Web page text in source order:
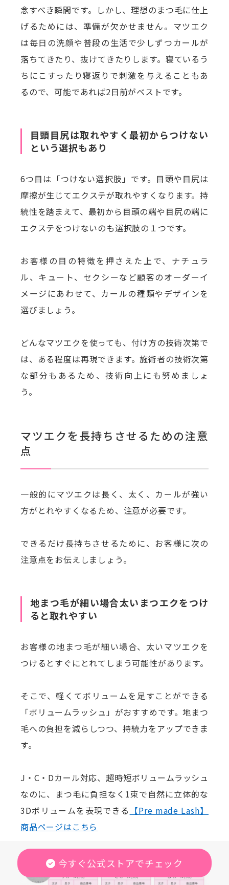
念すべき瞬間です。しかし、理想のまつ毛に仕上
げるためには、準備が欠かせません。マツエク
は毎日の洗顔や普段の生活で少しずつカールが
落ちてきたり、抜けてきたりします。寝ているう
ちにこすったり寝返りで刺激を与えることもあ
るので、可能であれば2日前がベストです。
目頭目尻は取れやすく最初からつけない
という選択もあり
6つ目は「つけない選択肢」です。目頭や目尻は
摩擦が生じてエクステが取れやすくなります。持
続性を踏まえて、最初から目頭の端や目尻の端に
エクステをつけないのも選択肢の１つです。
お客様の目の特徴を押さえた上で、ナチュラ
ル、キュート、セクシーなど顧客のオーダーイ
メージにあわせて、カールの種類やデザインを
選びましょう。
どんなマツエクを使っても、付け方の技術次第で
は、ある程度は再現できます。施術者の技術次第
な部分もあるため、技術向上にも努めましょ
う。
マツエクを長持ちさせるための注意
点
一般的にマツエクは長く、太く、カールが強い
方がとれやすくなるため、注意が必要です。
できるだけ長持ちさせるために、お客様に次の
注意点をお伝えしましょう。
地まつ毛が細い場合太いまつエクをつけ
ると取れやすい
お客様の地まつ毛が細い場合、太いマツエクを
つけるとすぐにとれてしまう可能性があります。
そこで、軽くてボリュームを足すことができる
「ボリュームラッシュ」がおすすめです。地まつ
毛への負担を減らしつつ、持続力をアップできま
す。
J・C・Dカール対応、超時短ボリュームラッシュ
なのに、まつ毛に負担なく1束で自然に立体的な
3Dボリュームを表現できる 【Pre made Lash】
商品ページはこちら
今すぐ公式ストアでチェック